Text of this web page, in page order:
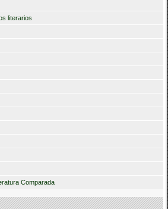
literarios
Comparada